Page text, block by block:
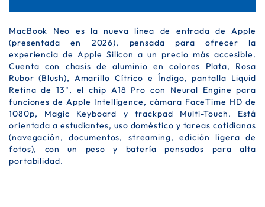
MacBook Neo es la nueva línea de entrada de Apple
(presentada en 2026), pensada para ofrecer la
experiencia de Apple Silicon a un precio más accesible.
Cuenta con chasis de aluminio en colores Plata, Rosa
Rubor (Blush), Amarillo Cítrico e Índigo, pantalla Liquid
Retina de 13", el chip A18 Pro con Neural Engine para
funciones de Apple Intelligence, cámara FaceTime HD de
1080p, Magic Keyboard y trackpad Multi-Touch. Está
orientada a estudiantes, uso doméstico y tareas cotidianas
(navegación, documentos, streaming, edición ligera de
fotos), con un peso y batería pensados para alta
portabilidad.